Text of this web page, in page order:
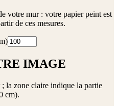
votre mur : votre papier peint est
de ces mesures.
IMAGE
la zone claire indique la partie
cm).